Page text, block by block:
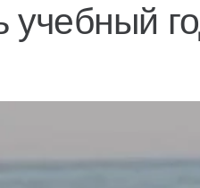
учебный